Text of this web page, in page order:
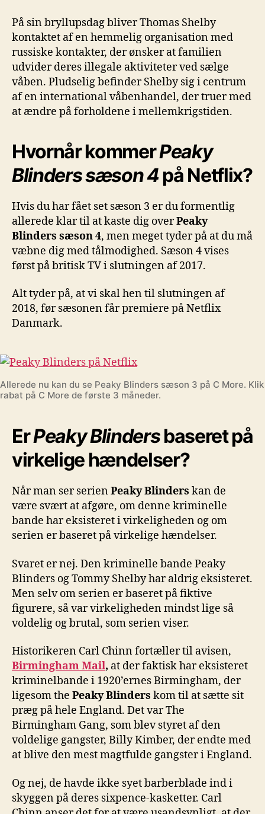
På sin bryllupsdag bliver Thomas Shelby
kontaktet af en hemmelig organisation med
russiske kontakter, der ønsker at familien
udvider deres illegale aktiviteter ved sælge
våben. Pludselig befinder Shelby sig i centrum
af en international våbenhandel, der truer med
at ændre på forholdene i mellemkrigstiden.
Hvornår kommerPeaky
Blinders sæson 4 på Netflix?
Hvis du har fået set sæson 3 er du formentlig
allerede klar til at kaste dig overPeaky
Blinders sæson 4, men meget tyder på at du må
væbne dig med tålmodighed. Sæson 4 vises
først på britisk TV i slutningen af 2017.
Alt tyder på, at vi skal hen til slutningen af
2018, før sæsonen får premiere på Netflix
Danmark.
Allerede nu kan du se Peaky Blinders sæson 3 på C More.
rabat på C More de første 3 måneder.
ErPeaky Blindersbaseret på
virkelige hændelser?
Når man ser serienPeaky Blinders kan de
være svært at afgøre, om denne kriminelle
bande har eksisteret i virkeligheden og om
serien er baseret på virkelige hændelser.
Svaret er nej. Den kriminelle bande Peaky
Blinders og Tommy Shelby har aldrig eksisteret.
Men selv om serien er baseret på fiktive
figurere, så var virkeligheden mindst lige så
voldelig og brutal, som serien viser.
Historikeren Carl Chinn fortæller til avisen,
Birmingham Mail, at der faktisk har eksisteret
kriminelbande i 1920’ernes Birmingham, der
ligesom the Peaky Blinders kom til at sætte sit
præg på hele England. Det var The
Birmingham Gang, som blev styret af den
voldelige gangster, Billy Kimber, der endte med
at blive den mest magtfulde gangster i England.
Og nej, de havde ikke syet barberblade ind i
skyggen på deres sixpence-kasketter. Carl